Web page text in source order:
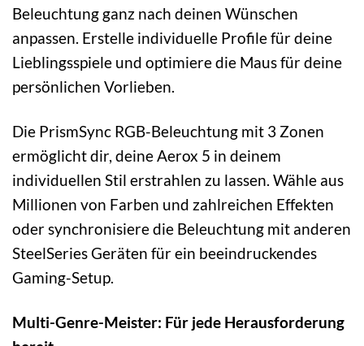
Beleuchtung ganz nach deinen Wünschen
anpassen. Erstelle individuelle Profile für deine
Lieblingsspiele und optimiere die Maus für deine
persönlichen Vorlieben.
Die PrismSync RGB-Beleuchtung mit 3 Zonen
ermöglicht dir, deine Aerox 5 in deinem
individuellen Stil erstrahlen zu lassen. Wähle aus
Millionen von Farben und zahlreichen Effekten
oder synchronisiere die Beleuchtung mit anderen
SteelSeries Geräten für ein beeindruckendes
Gaming-Setup.
Multi-Genre-Meister: Für jede Herausforderung